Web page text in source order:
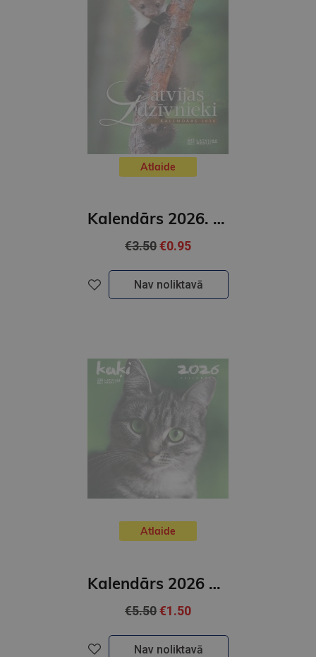
Atlaide
Kalendārs 2026. Latvijas dzīvnieki
€3.50€0.95
Nav noliktavā
Atlaide
Kalendārs 2026 kaķi ( kvadrāts)
€5.50€1.50
Nav noliktavā